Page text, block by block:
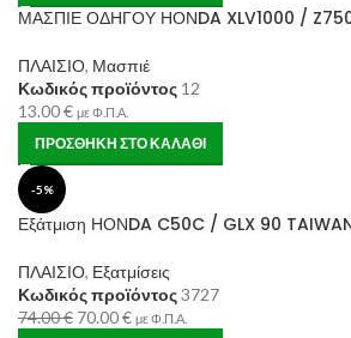
ΜΑΣΠΙΕ ΟΔΗΓΟΥ ΗΟΝDA XLV1000 /
ΠΛΑΙΣΙΟ, Μασπιέ
Κωδικός προϊόντος 12
13.00€ με Φ.Π.Α.
ΠΡΟΣΘΉΚΗ ΣΤΟ ΚΑΛΆΘΙ
-5%
Εξάτμιση ΗΟΝDA C50C / GLX 90
ΠΛΑΙΣΙΟ, Εξατμίσεις
Κωδικός προϊόντος3727
74.00€ 70.00€ με Φ.Π.Α.